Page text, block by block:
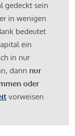
gedeckt sein
in wenigen
bedeutet
ein
in nur
dann nur
oder
vorweisen